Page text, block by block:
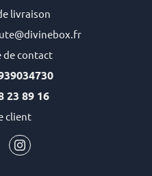
livraison
de contact
23 89 16
client